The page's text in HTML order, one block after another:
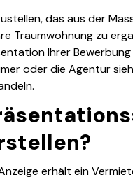
das aus der
Traumwohnung zu
Ihrer
oder die Agentur
erhält ein